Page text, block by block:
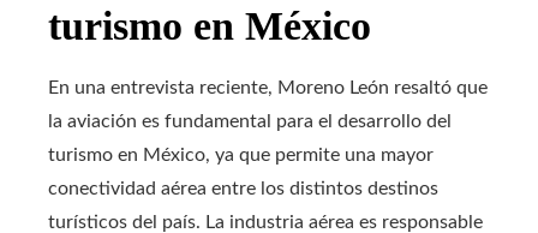
turismo en México
En una entrevista reciente, Moreno León resaltó que
la aviación es fundamental para el desarrollo del
turismo en México, ya que permite una mayor
conectividad aérea entre los distintos destinos
turísticos del país. La industria aérea es responsable